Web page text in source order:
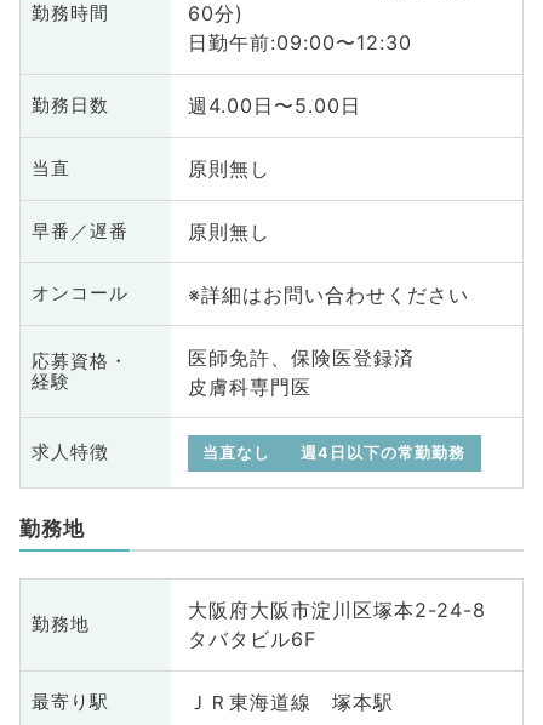
勤務時間
60分)
日勤午前:09:00〜12:30
勤務日数 週4.00日〜5.00日
当直 原則無し
早番／遅番 原則無し
オンコール ※詳細はお問い合わせください
応募資格・
経験
医師免許、保険医登録済
皮膚科専門医
求人特徴 当直なし 週4日以下の常勤勤務
勤務地
勤務地
大阪府大阪市淀川区塚本2-24-8
タバタビル6F
最寄り駅 ＪＲ東海道線 塚本駅